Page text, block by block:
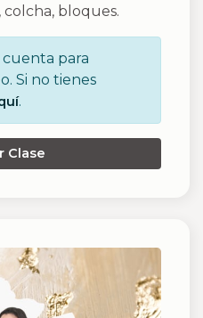
bloques.
para
Si no tienes
.
Clase